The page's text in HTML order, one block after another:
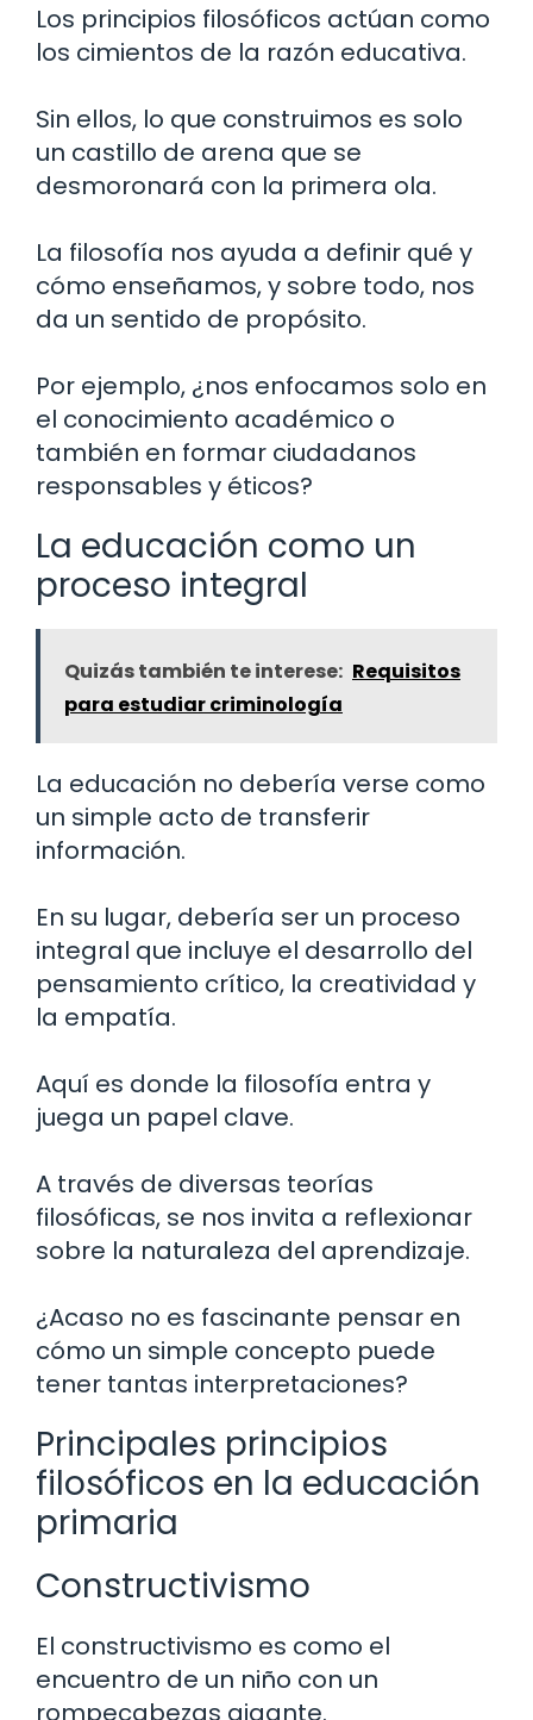
Los principios filosóficos actúan como
los cimientos de la razón educativa.
Sin ellos, lo que construimos es solo
un castillo de arena que se
desmoronará con la primera ola.
La filosofía nos ayuda a definir qué y
cómo enseñamos, y sobre todo, nos
da un sentido de propósito.
Por ejemplo, ¿nos enfocamos solo en
el conocimiento académico o
también en formar ciudadanos
responsables y éticos?
La educación como un
proceso integral
Quizás también te interese: Requisitos
para estudiar criminología
La educación no debería verse como
un simple acto de transferir
información.
En su lugar, debería ser un proceso
integral que incluye el desarrollo del
pensamiento crítico, la creatividad y
la empatía.
Aquí es donde la filosofía entra y
juega un papel clave.
A través de diversas teorías
filosóficas, se nos invita a reflexionar
sobre la naturaleza del aprendizaje.
¿Acaso no es fascinante pensar en
cómo un simple concepto puede
tener tantas interpretaciones?
Principales principios
filosóficos en la educación
primaria
Constructivismo
El constructivismo es como el
encuentro de un niño con un
rompecabezas gigante.